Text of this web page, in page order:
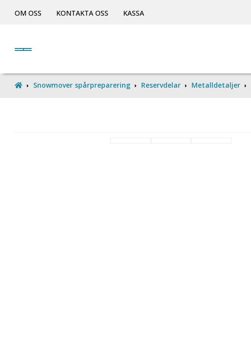
OM OSS KONTAKTA OSS KASSA
Snowmover spårpreparering Reservdelar Metalldetaljer